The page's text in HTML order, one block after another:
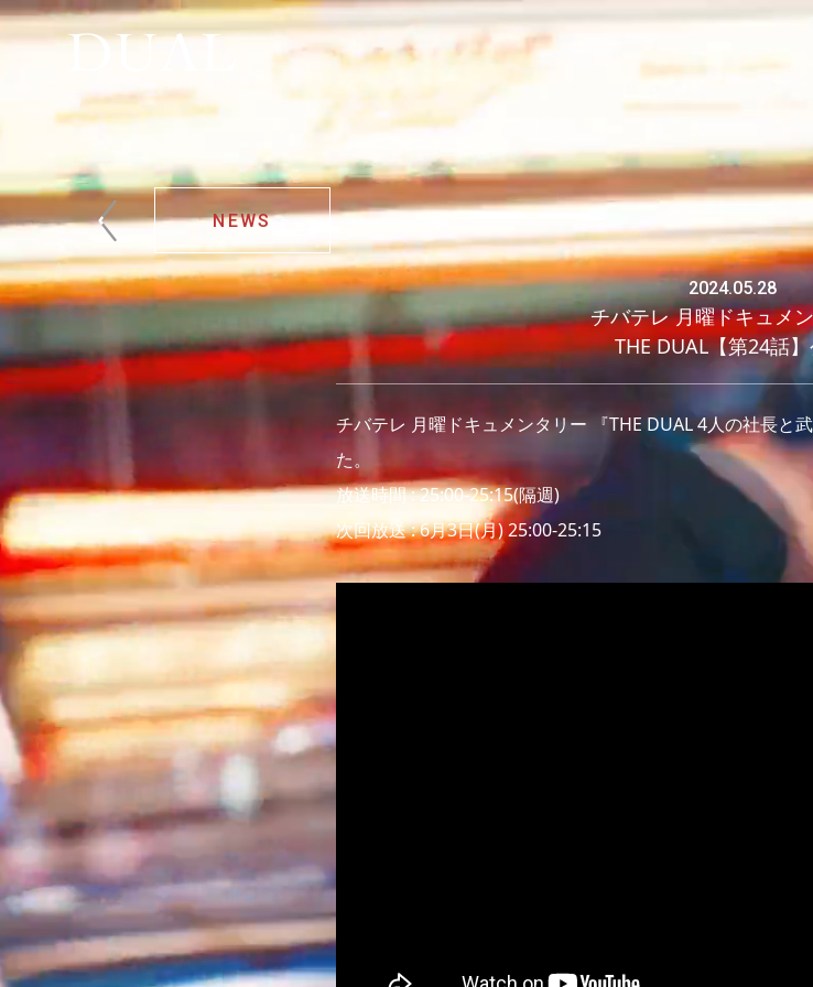
NEWS
2024.05.28
チバテレ 月曜ドキュメ
THE DUAL【第24話
チバテレ 月曜ドキュメンタリー 『THE DUAL 4人の社長と
た。
放送時間 : 25:00-25:15(隔週)
次回放送 : 6月3日(月) 25:00-25:15